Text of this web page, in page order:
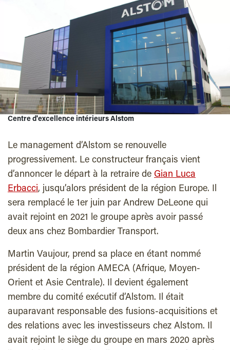
Centre d'excellence intérieurs Alstom
Le management d’Alstom se renouvelle
progressivement. Le constructeur français vient
d’annoncer le départ à la retraire de Gian Luca
Erbacci, jusqu’alors président de la région Europe. Il
sera remplacé le 1er juin par Andrew DeLeone qui
avait rejoint en 2021 le groupe après avoir passé
deux ans chez Bombardier Transport.
Martin Vaujour, prend sa place en étant nommé
président de la région AMECA (Afrique, Moyen-
Orient et Asie Centrale). Il devient également
membre du comité exécutif d’Alstom. Il était
auparavant responsable des fusions-acquisitions et
des relations avec les investisseurs chez Alstom. Il
avait rejoint le siège du groupe en mars 2020 après